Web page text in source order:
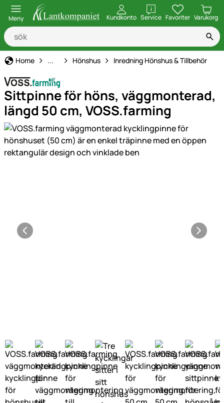
Meny Kundkonto ServiceöppnaFavoriter Varukorg
Home Hönshållning
... Hönshus Inredning Hönshus & Tillbehör
Sittpinne för höns, väggmonterad,
längd 50 cm, VOSS.farming
Produktgaleri